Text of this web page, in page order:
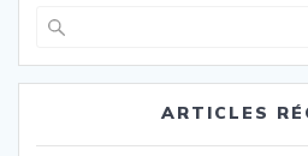
ARTICLES